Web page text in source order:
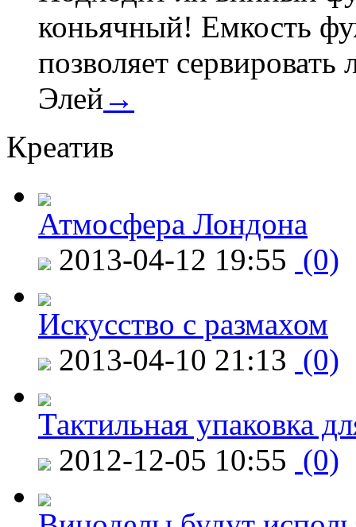
коньячный! Емкость
позволяет
Элей →
Креатив
Атмосфера Лондона
2013-04-12 19:55 (0)
Искусство с размахом
2013-04-10 21:13 (0)
Тактильная упаковка
2012-12-05 10:55 (0)